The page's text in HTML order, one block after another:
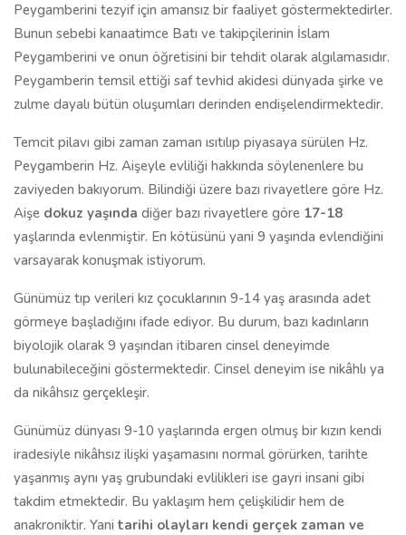
Peygamberini tezyif için amansız bir faaliyet göstermektedirler.
Bunun sebebi kanaatimce Batı ve takipçilerinin İslam
Peygamberini ve onun öğretisini bir tehdit olarak algılamasıdır.
Peygamberin temsil ettiği saf tevhid akidesi dünyada şirke ve
zulme dayalı bütün oluşumları derinden endişelendirmektedir.
Temcit pilavı gibi zaman zaman ısıtılıp piyasaya sürülen Hz.
Peygamberin Hz. Aişeyle evliliği hakkında söylenenlere bu
zaviyeden bakıyorum. Bilindiği üzere bazı rivayetlere göre Hz.
Aişe dokuz yaşında diğer bazı rivayetlere göre 17-18
yaşlarında evlenmiştir. En kötüsünü yani 9 yaşında evlendiğini
varsayarak konuşmak istiyorum.
Günümüz tıp verileri kız çocuklarının 9-14 yaş arasında adet
görmeye başladığını ifade ediyor. Bu durum, bazı kadınların
biyolojik olarak 9 yaşından itibaren cinsel deneyimde
bulunabileceğini göstermektedir. Cinsel deneyim ise nikâhlı ya
da nikâhsız gerçekleşir.
Günümüz dünyası 9-10 yaşlarında ergen olmuş bir kızın kendi
iradesiyle nikâhsız ilişki yaşamasını normal görürken, tarihte
yaşanmış aynı yaş grubundaki evlilikleri ise gayri insani gibi
takdim etmektedir. Bu yaklaşım hem çelişkilidir hem de
anakroniktir. Yani tarihi olayları kendi gerçek zaman ve